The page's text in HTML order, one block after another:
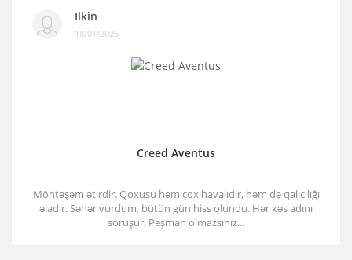
Ilkin
18/01/2026
Creed Aventus
Möhtəşəm ətirdir. Qoxusu həm çox havalıdır, həm də qalıcılığı
əladır. Səhər vurdum, bütün gün hiss olundu. Hər kəs adını
soruşur. Peşman olmazsınız...